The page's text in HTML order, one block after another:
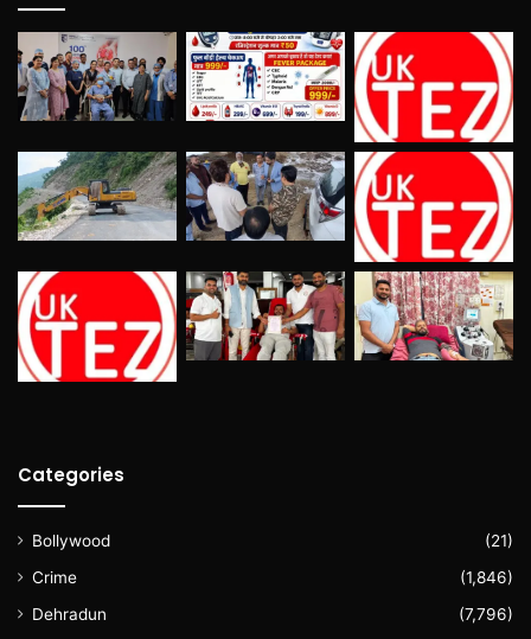
Categories
Bollywood
(21)
Crime
(1,846)
Dehradun
(7,796)